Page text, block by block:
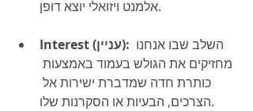
אלמנט ויזואלי יוצא דופן.
Interest (עניין):
מחזיקים את הגולש בעמוד באמצעות
כותרת חדה שמדברת ישירות אל
הצרכים, הבעיות או הסקרנות שלו.